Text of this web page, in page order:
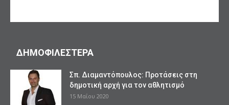
ΔΗΜΟΦΙΛΕΣΤΕΡΑ
Σπ. Διαμαντόπουλος: Προτάσεις στη
δημοτική αρχή για τον αθλητισμό
15 Μαΐου 2020